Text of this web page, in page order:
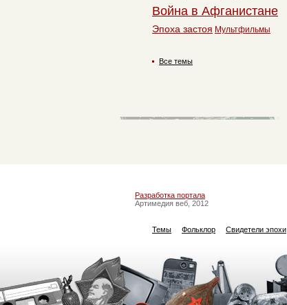
Война в Афганистане
Эпоха застоя Мультфильмы
Все темы
Разработка портала
Артимедия веб, 2012
Темы Фольклор Свидетели эпохи